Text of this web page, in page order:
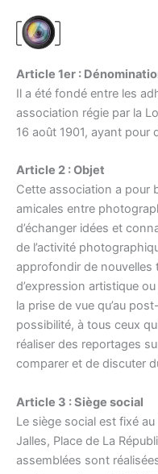
contenu
Article 1er :
Il a été fondé entre les
association régie par la
16 août 1901, ayant pour
Article 2 : Objet
Cette association a pour
amicales entre
d’échanger idées et
de l’activité
approfondir de nouvelles
d’expression artistique
la prise de vue qu’au
possibilité, à tous ceux
réaliser des reportages
comparer et de discuter
Article 3 : Siège social
Le siège social est fixé
Jalles, Place de La
assemblées sont